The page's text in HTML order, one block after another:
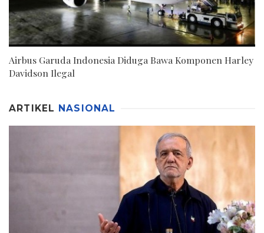
Airbus Garuda Indonesia Diduga Bawa Komponen Harley
Davidson Ilegal
ARTIKEL NASIONAL